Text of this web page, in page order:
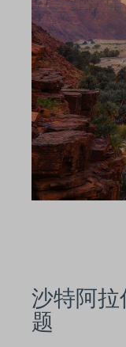
沙特阿拉
题